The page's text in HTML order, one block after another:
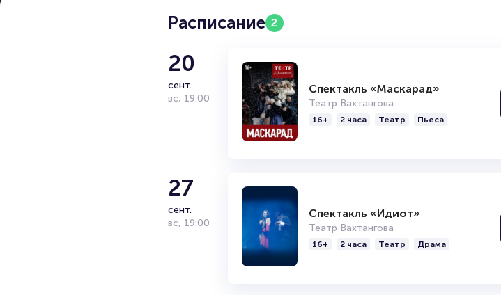
Расписание 2
20
сент.
вс, 19:00
Спектакль «Маскарад»
Театр Вахтангова
16+ 2 часа Театр Пьеса
27
сент.
вс, 19:00
Спектакль «Идиот»
Театр Вахтангова
16+ 2 часа Театр Драма